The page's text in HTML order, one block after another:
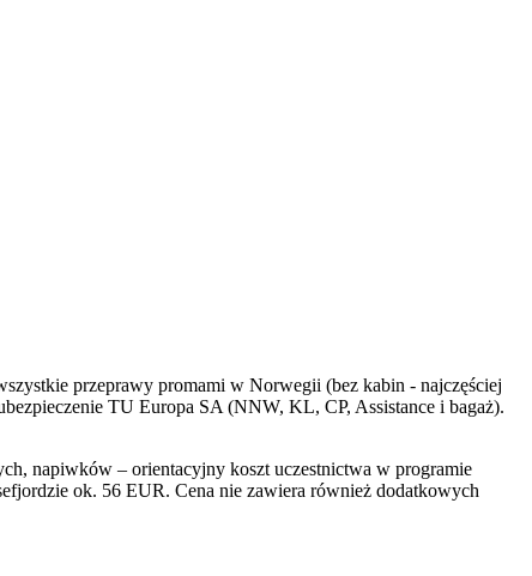
przeprawy promami w Norwegii (bez kabin - najczęściej
TU Europa SA (NNW, KL, CP, Assistance i bagaż).
napiwków – orientacyjny koszt uczestnictwa w programie
ok. 56 EUR. Cena nie zawiera również dodatkowych